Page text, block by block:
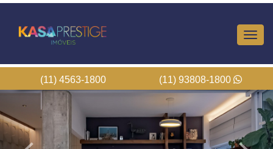
(11) 4563-1800 (11) 93808-1800